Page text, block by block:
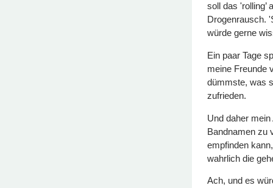
soll das 'rolling’
Drogenrausch.
würde gerne
Ein paar Tage
meine Freunde
dümmste, was
zufrieden.
Und daher
Bandnamen zu
empfinden
wahrlich die
Ach, und es